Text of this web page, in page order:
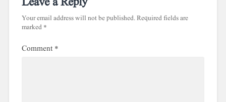
Your email address will not be published.Required fields are
marked*
Comment*